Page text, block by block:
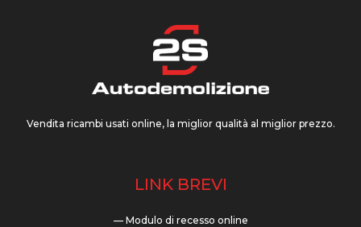
Vendita ricambi usati online, la miglior qualità al miglior prezzo.
LINK BREVI
— Modulo di recesso online